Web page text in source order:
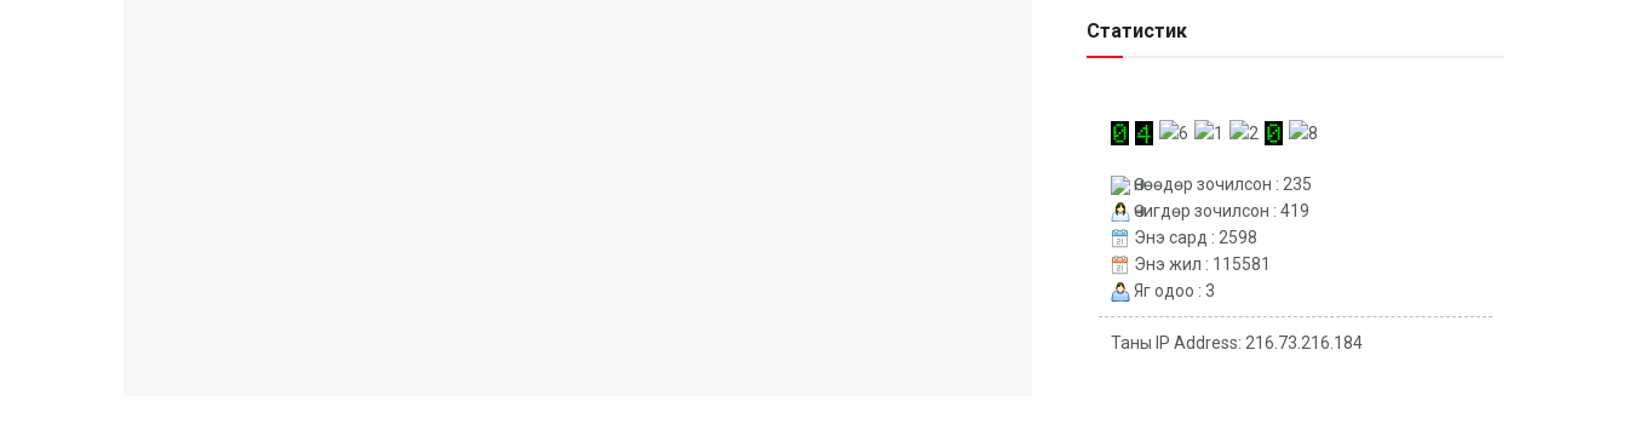
Статистик
Өнөөдөр зочилсон : 235
Өчигдөр зочилсон : 419
Энэ сард : 2598
Энэ жил : 115581
Яг одоо : 3
Таны IP Address: 216.73.216.184